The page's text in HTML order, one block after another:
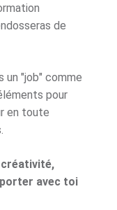
de
un "job" comme
pour
en toute
avec toi